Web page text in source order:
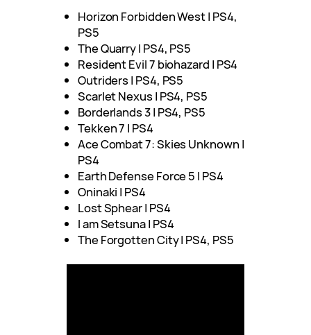
Horizon Forbidden West | PS4,
PS5
The Quarry | PS4, PS5
Resident Evil 7 biohazard | PS4
Outriders | PS4, PS5
Scarlet Nexus | PS4, PS5
Borderlands 3 | PS4, PS5
Tekken 7 | PS4
Ace Combat 7: Skies Unknown |
PS4
Earth Defense Force 5 | PS4
Oninaki | PS4
Lost Sphear | PS4
I am Setsuna | PS4
The Forgotten City | PS4, PS5